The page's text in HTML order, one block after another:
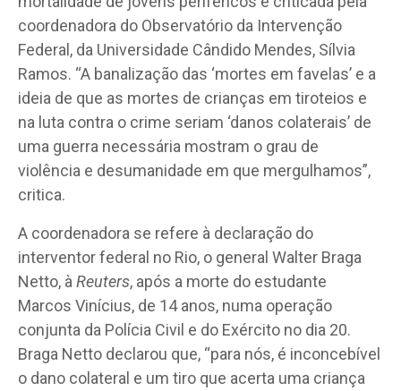
coordenadora do Observatório da Intervenção
Federal, da Universidade Cândido Mendes, Sílvia
Ramos. “A banalização das ‘mortes em favelas’ e a
ideia de que as mortes de crianças em tiroteios e
na luta contra o crime seriam ‘danos colaterais’ de
uma guerra necessária mostram o grau de
violência e desumanidade em que mergulhamos”,
critica.
A coordenadora se refere à declaração do
interventor federal no Rio, o general Walter Braga
Netto, à Reuters, após a morte do estudante
Marcos Vinícius, de 14 anos, numa operação
conjunta da Polícia Civil e do Exército no dia 20.
Braga Netto declarou que, “para nós, é inconcebível
o dano colateral e um tiro que acerta uma criança